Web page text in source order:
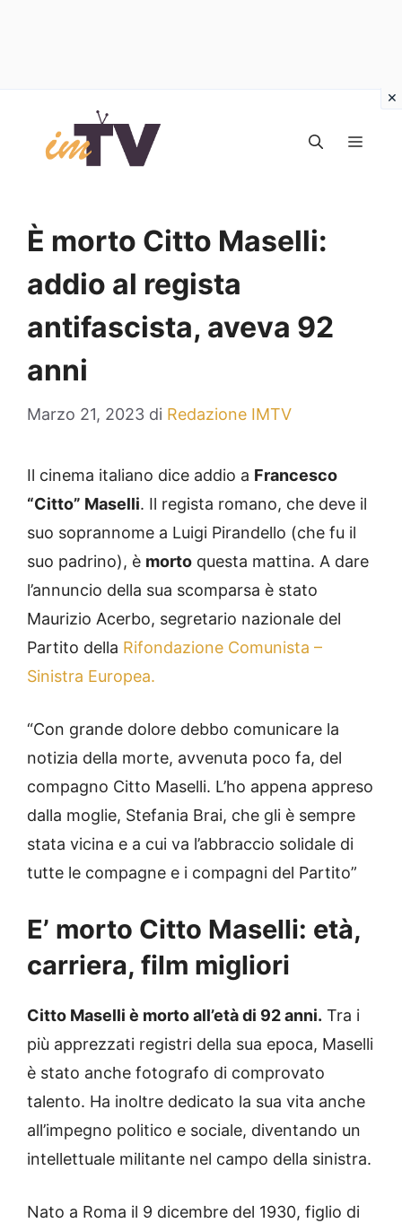
contenuto
È morto Citto Maselli:
addio al regista
antifascista, aveva 92
anni
Marzo 21, 2023 di Redazione IMTV
Il cinema italiano dice addio a Francesco
“Citto” Maselli. Il regista romano, che deve il
suo soprannome a Luigi Pirandello (che fu il
suo padrino), è morto questa mattina. A dare
l’annuncio della sua scomparsa è stato
Maurizio Acerbo, segretario nazionale del
Partito della Rifondazione Comunista –
Sinistra Europea.
“Con grande dolore debbo comunicare la
notizia della morte, avvenuta poco fa, del
compagno Citto Maselli. L’ho appena appreso
dalla moglie, Stefania Brai, che gli è sempre
stata vicina e a cui va l’abbraccio solidale di
tutte le compagne e i compagni del Partito”
E’ morto Citto Maselli: età,
carriera, film migliori
Citto Maselli è morto all’età di 92 anni. Tra i
più apprezzati registri della sua epoca, Maselli
è stato anche fotografo di comprovato
talento. Ha inoltre dedicato la sua vita anche
all’impegno politico e sociale, diventando un
intellettuale militante nel campo della sinistra.
Nato a Roma il 9 dicembre del 1930, figlio di